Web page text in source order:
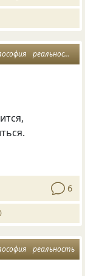
реальность
6
реальность